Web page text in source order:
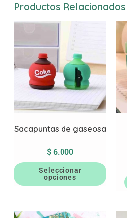
Productos Relacionados
Sacapuntas de gaseosa
$ 6.000
Seleccionar
opciones